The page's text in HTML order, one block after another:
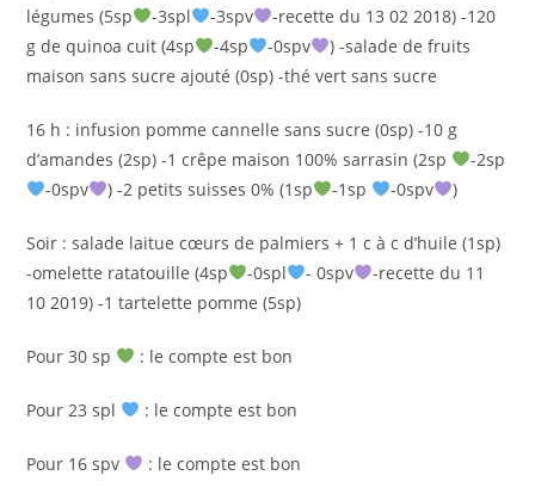
légumes (5sp
-3spl -3spv
-recette du 13 02 2018) -120
g de quinoa cuit (4sp
-4sp -0spv
) -salade de fruits
maison sans sucre ajouté (0sp) -thé vert sans sucre
16 h : infusion pomme cannelle sans sucre (0sp) -10 g
d’amandes (2sp) -1 crêpe maison 100% sarrasin (2sp
-2sp
-0spv
) -2 petits suisses 0% (1sp -1sp -0spv )
Soir : salade laitue cœurs de palmiers + 1 c à c d’huile (1sp)
-omelette ratatouille (4sp
-0spl - 0spv
-recette du 11
10 2019) -1 tartelette pomme (5sp)
Pour 30 sp : le compte est bon
Pour 23 spl : le compte est bon
Pour 16 spv : le compte est bon